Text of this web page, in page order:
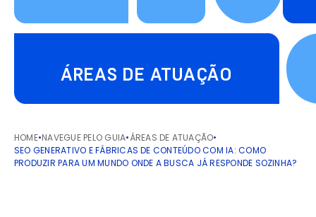
ÁREAS DE ATUAÇÃO
HOME•NAVEGUE PELO GUIA•ÁREAS DE ATUAÇÃO•
SEO GENERATIVO E FÁBRICAS DE CONTEÚDO COM IA: COMO
PRODUZIR PARA UM MUNDO ONDE A BUSCA JÁ RESPONDE SOZINHA?